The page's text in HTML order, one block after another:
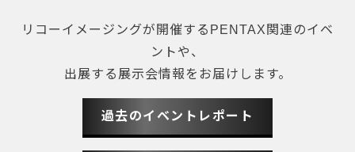
リコーイメージングが開催するPENTAX関連のイベ
ントや、
出展する展示会情報をお届けします。
過去のイベントレポート